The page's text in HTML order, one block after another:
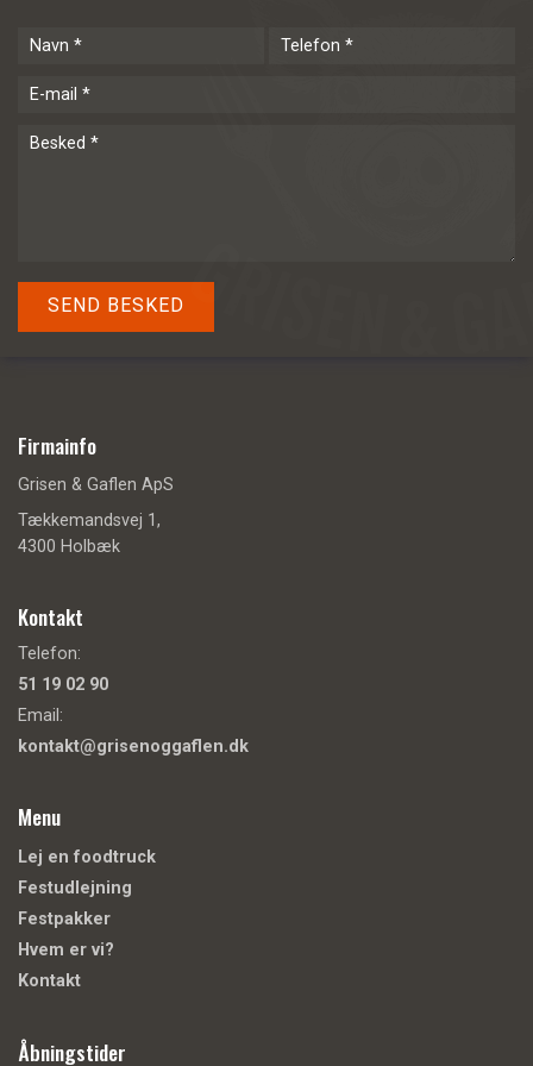
Firmainfo
Grisen & Gaflen ApS
Tækkemandsvej 1,
4300 Holbæk
Kontakt
Telefon:
51 19 02 90
Email:
kontakt@grisenoggaflen.dk
Menu
Lej en foodtruck
Festudlejning
Festpakker
Hvem er vi?
Kontakt
Åbningstider